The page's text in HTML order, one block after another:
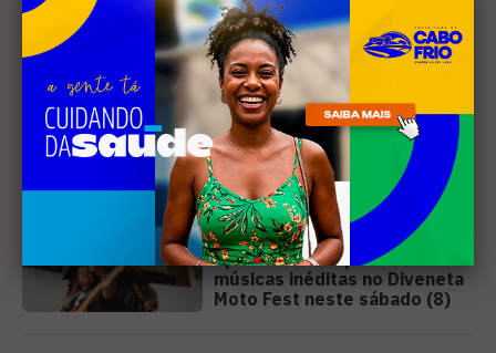
Leia Também
MÚSICA
Banda cabo-friense
Spectrummm apresenta
músicas inéditas no Diveneta
Moto Fest neste sábado (8)